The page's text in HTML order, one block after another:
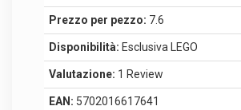
Prezzo per pezzo: 7.6
Disponibilità: Esclusiva LEGO
Valutazione: 1 Review
EAN: 5702016617641